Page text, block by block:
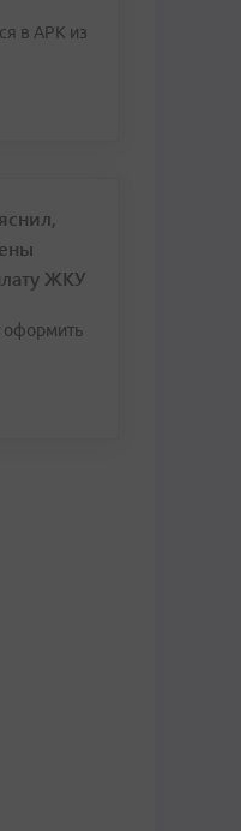
в APK из
ЖКУ
оформить